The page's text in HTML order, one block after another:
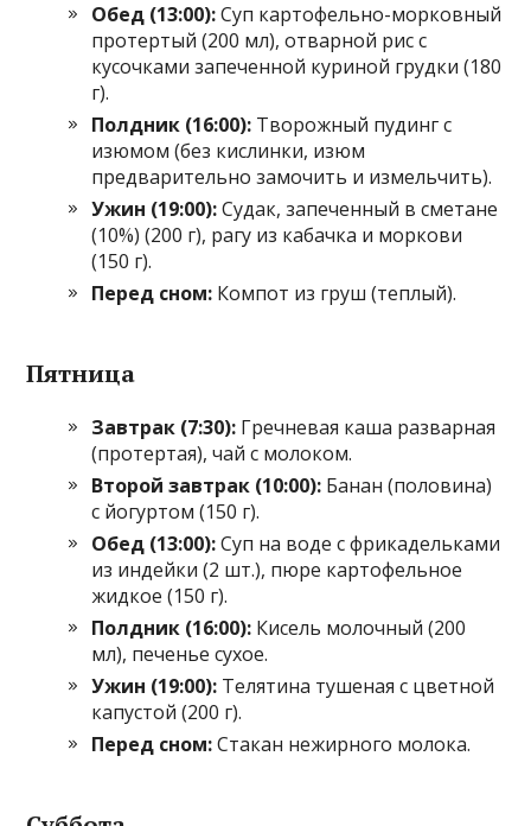
Обед (13:00):Суп картофельно-морковный
протертый (200 мл), отварной рис с
кусочками запеченной куриной грудки (180
г).
Полдник (16:00): Творожный пудинг с
изюмом (без кислинки, изюм
предварительно замочить и измельчить).
Ужин (19:00):Судак, запеченный в сметане
(10%) (200 г), рагу из кабачка и моркови
(150 г).
Перед сном: Компот из груш (теплый).
Пятница
Завтрак (7:30): Гречневая каша разварная
(протертая), чай с молоком.
Второй завтрак (10:00): Банан (половина)
с йогуртом (150 г).
Обед (13:00):Суп на воде с фрикадельками
из индейки (2 шт.), пюре картофельное
жидкое (150 г).
Полдник (16:00): Кисель молочный (200
мл), печенье сухое.
Ужин (19:00): Телятина тушеная с цветной
капустой (200 г).
Перед сном:Стакан нежирного молока.